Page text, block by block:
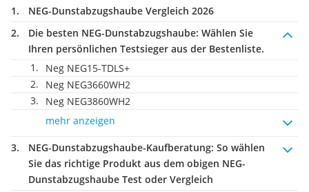
NEG-Dunstabzugshaube Vergleich 2026
Die besten NEG-Dunstabzugshaube: Wählen Sie
Ihren persönlichen Testsieger aus der Bestenliste.
Neg NEG15-TDLS+
Neg NEG3660WH2
Neg NEG3860WH2
mehr anzeigen
NEG-Dunstabzugshaube-Kaufberatung: So wählen
Sie das richtige Produkt aus dem obigen NEG-
Dunstabzugshaube Test oder Vergleich